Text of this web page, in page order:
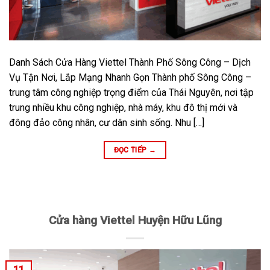
Danh Sách Cửa Hàng Viettel Thành Phố Sông Công – Dịch
Vụ Tận Nơi, Lắp Mạng Nhanh Gọn Thành phố Sông Công –
trung tâm công nghiệp trọng điểm của Thái Nguyên, nơi tập
trung nhiều khu công nghiệp, nhà máy, khu đô thị mới và
đông đảo công nhân, cư dân sinh sống. Nhu […]
ĐỌC TIẾP →
Cửa hàng Viettel Huyện Hữu Lũng